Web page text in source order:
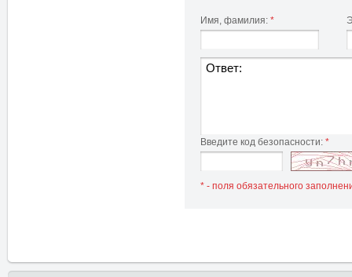
Имя, фамилия: *
Введите код безопасности: *
* - поля обязательного